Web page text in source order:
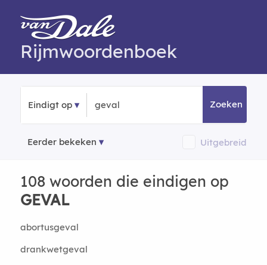
Rijmwoordenboek
Eindigt op Zoeken
Eerder bekeken Uitgebreid
108 woorden die eindigen op
GEVAL
abortusgeval
drankwetgeval